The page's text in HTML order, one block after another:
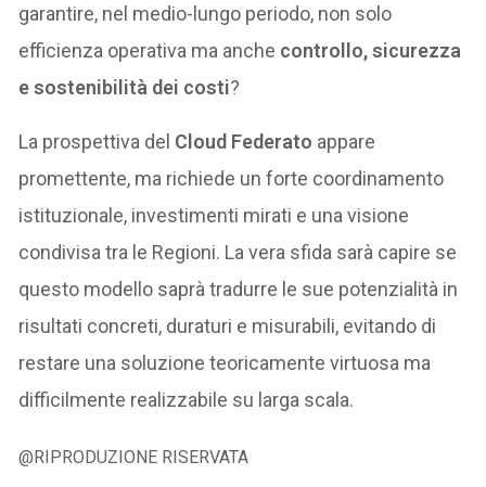
garantire, nel medio-lungo periodo, non solo
efficienza operativa ma anche controllo, sicurezza
e sostenibilità dei costi?
La prospettiva del Cloud Federato appare
promettente, ma richiede un forte coordinamento
istituzionale, investimenti mirati e una visione
condivisa tra le Regioni. La vera sfida sarà capire se
questo modello saprà tradurre le sue potenzialità in
risultati concreti, duraturi e misurabili, evitando di
restare una soluzione teoricamente virtuosa ma
difficilmente realizzabile su larga scala.
@RIPRODUZIONE RISERVATA